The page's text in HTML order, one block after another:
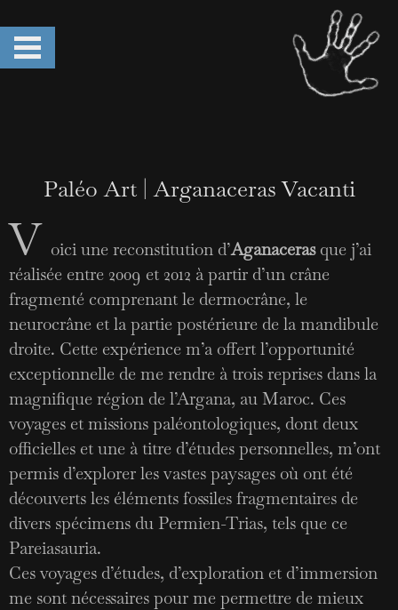
Paléo Art | Arganaceras Vacanti
V oici une reconstitution d’Aganacerasque j’ai
réalisée entre 2009 et 2012 à partir d’un crâne
fragmenté comprenant le dermocrâne, le
neurocrâne et la partie postérieure de la mandibule
droite. Cette expérience m’a offert l’opportunité
exceptionnelle de me rendre à trois reprises dans la
magnifique région de l’Argana, au Maroc. Ces
voyages et missions paléontologiques, dont deux
officielles et une à titre d’études personnelles, m’ont
permis d’explorer les vastes paysages où ont été
découverts les éléments fossiles fragmentaires de
divers spécimens du Permien-Trias, tels que ce
Pareiasauria.
Ces voyages d’études, d’exploration et d’immersion
me sont nécessaires pour me permettre de mieux